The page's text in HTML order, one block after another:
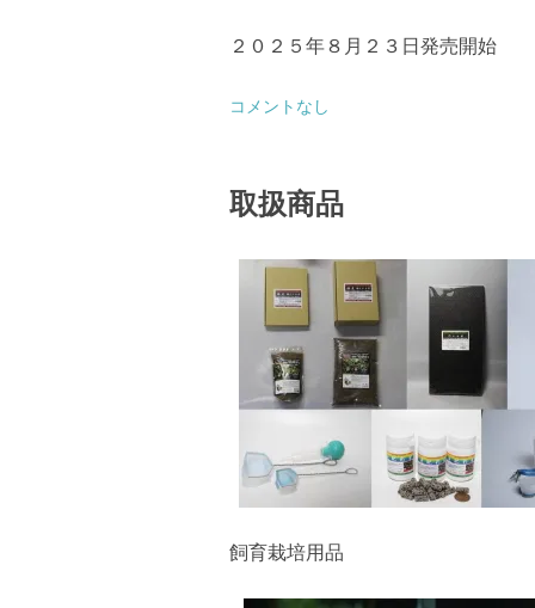
２０２５年８月２３日発売開始
コメントなし
取扱商品
飼育栽培用品